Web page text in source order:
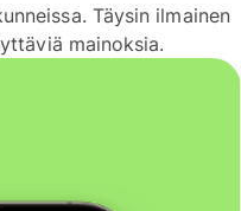
Täysin ilmainen
mainoksia.